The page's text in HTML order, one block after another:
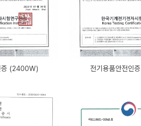
증 (2400W) 전기용품안전인